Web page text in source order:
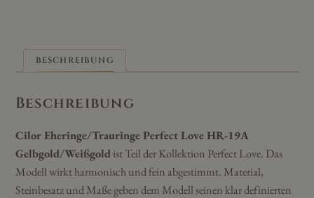
BESCHREIBUNG
Beschreibung
Cilor Eheringe/Trauringe Perfect Love HR-19A
Gelbgold/Weißgoldist Teil der Kollektion Perfect Love. Das
Modell wirkt harmonisch und fein abgestimmt. Material,
Steinbesatz und Maße geben dem Modell seinen klar definierten